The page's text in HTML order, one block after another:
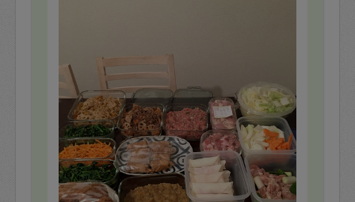
・ほうれん草胡麻和え
・キーマカレー
・レンコンのはさみ揚げ
〜仕上げ調理〜
・ハンバーグ
・生姜焼き
・せせり焼き
・春巻き
・唐揚げ